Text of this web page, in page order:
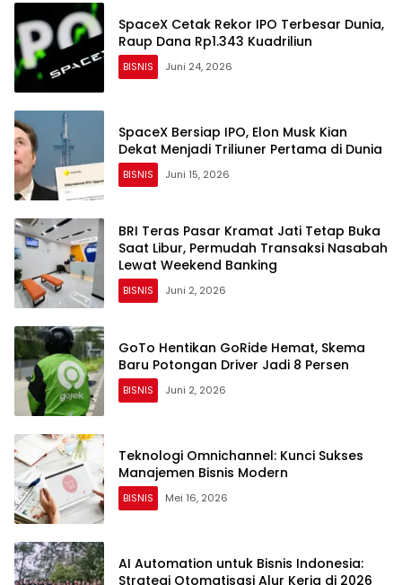
SpaceX Cetak Rekor IPO Terbesar Dunia,
Raup Dana Rp1.343 Kuadriliun
BISNIS Juni 24, 2026
SpaceX Bersiap IPO, Elon Musk Kian
Dekat Menjadi Triliuner Pertama di Dunia
BISNIS Juni 15, 2026
BRI Teras Pasar Kramat Jati Tetap Buka
Saat Libur, Permudah Transaksi Nasabah
Lewat Weekend Banking
BISNIS Juni 2, 2026
GoTo Hentikan GoRide Hemat, Skema
Baru Potongan Driver Jadi 8 Persen
BISNIS Juni 2, 2026
Teknologi Omnichannel: Kunci Sukses
Manajemen Bisnis Modern
BISNIS Mei 16, 2026
AI Automation untuk Bisnis Indonesia:
Strategi Otomatisasi Alur Kerja di 2026